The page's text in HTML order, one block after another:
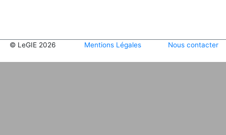
© LeGIE 2026 Mentions Légales Nous contacter